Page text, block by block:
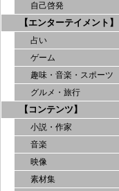
自己啓発
【エンターテイメント】
占い
ゲーム
趣味・音楽・スポーツ
グルメ・旅行
【コンテンツ】
小説・作家
音楽
映像
素材集